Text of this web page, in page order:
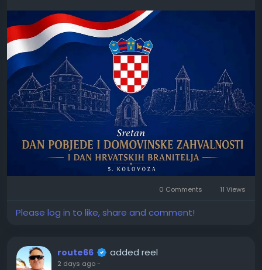
0 Comments 11 Views
Please log in to like, share and comment!
route66 added reel
2 days ago-